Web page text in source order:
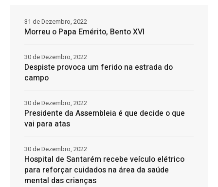
Morreu o Papa Emérito, Bento XVI
31 de Dezembro, 2022
Despiste provoca um ferido na estrada do
campo
30 de Dezembro, 2022
Presidente da Assembleia é que decide o que
vai para atas
30 de Dezembro, 2022
Hospital de Santarém recebe veículo elétrico
para reforçar cuidados na área da saúde
mental das crianças
30 de Dezembro, 2022